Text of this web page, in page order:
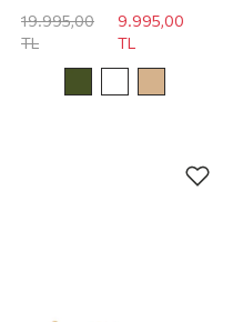
19.995,00
TL
9.995,00
TL